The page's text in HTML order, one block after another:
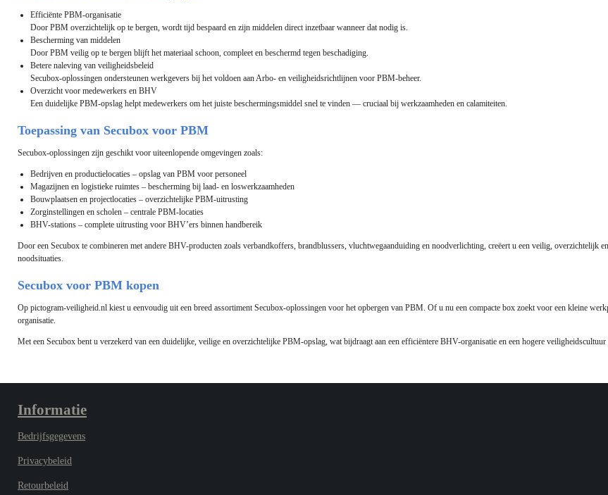
Efficiënte PBM-organisatie
Door PBM overzichtelijk op te bergen, wordt tijd bespaard en zijn middelen direct inzetbaar wanneer dat nodig is.
Bescherming van middelen
Door PBM veilig op te bergen blijft het materiaal schoon, compleet en beschermd tegen beschadiging.
Betere naleving van veiligheidsbeleid
Secubox-oplossingen ondersteunen werkgevers bij het voldoen aan Arbo- en veiligheidsrichtlijnen voor PBM-beheer.
Overzicht voor medewerkers en BHV
Een duidelijke PBM-opslag helpt medewerkers om het juiste beschermingsmiddel snel te vinden — cruciaal bij werkzaamheden en calamiteiten.
Toepassing van Secubox voor PBM
Secubox-oplossingen zijn geschikt voor uiteenlopende omgevingen zoals:
Bedrijven en productielocaties – opslag van PBM voor personeel
Magazijnen en logistieke ruimtes – bescherming bij laad- en loswerkzaamheden
Bouwplaatsen en projectlocaties – overzichtelijke PBM-uitrusting
Zorginstellingen en scholen – centrale PBM-locaties
BHV-stations – complete uitrusting voor BHV’ers binnen handbereik
Door een Secubox te combineren met andere BHV-producten zoals verbandkoffers, brandblussers, vluchtwegaanduiding en noodverlichting, creëert u een veilig,
noodsituaties.
Secubox voor PBM kopen
Op pictogram-veiligheid.nl kiest u eenvoudig uit een breed assortiment Secubox-oplossingen voor het opbergen van PBM. Of u nu een compacte box zoekt voor een kleine
organisatie.
Met een Secubox bent u verzekerd van een duidelijke, veilige en overzichtelijke PBM-opslag, wat bijdraagt aan een efficiëntere BHV-organisatie en een hogere
Informatie
Bedrijfsgegevens
Privacybeleid
Retourbeleid